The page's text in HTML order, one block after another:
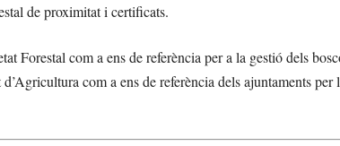
de proximitat i certificats.
Forestal com a ens de referència per a la gestió dels
com a ens de referència dels ajuntaments per